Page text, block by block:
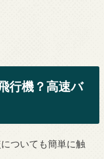
行機？高速バ
ついても簡単に触